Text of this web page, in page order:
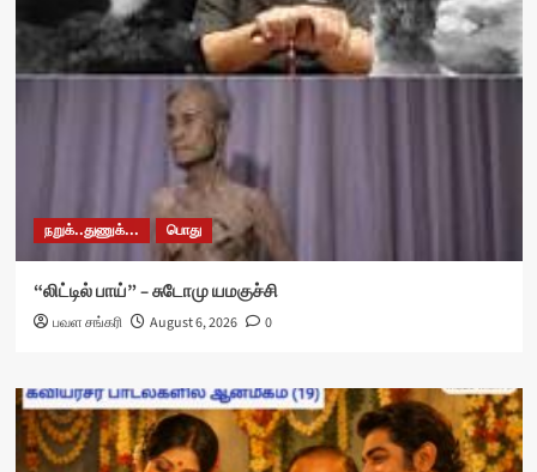
நறுக்..துணுக்... பொது
“லிட்டில் பாய்” – சுடோமு யமகுச்சி
பவள சங்கரி August 6, 2026 0